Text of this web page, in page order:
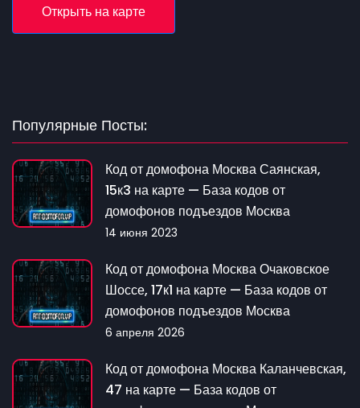
Открыть на карте
Популярные Посты:
Код от домофона Москва Саянская,
15к3 на карте — База кодов от
домофонов подъездов Москва
14 июня 2023
Код от домофона Москва Очаковское
Шоссе, 17к1 на карте — База кодов от
домофонов подъездов Москва
6 апреля 2026
Код от домофона Москва Каланчевская,
47 на карте — База кодов от